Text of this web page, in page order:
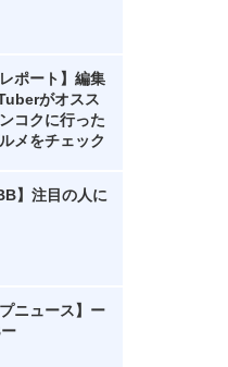
ポート】編集
がオスス
コクに行った
メをチェック
】注目の人に
ニュース】ー